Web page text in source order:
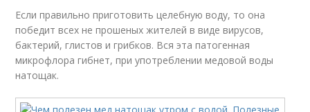
Если правильно приготовить целебную воду, то она
победит всех не прошеных жителей в виде вирусов,
бактерий, глистов и грибков. Вся эта патогенная
микрофлора гибнет, при употреблении медовой воды
натощак.